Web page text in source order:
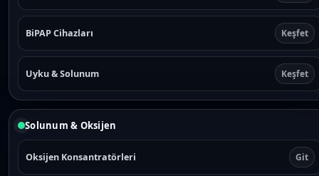
BiPAP Cihazları Keşfet
Uyku & Solunum Keşfet
Solunum & Oksijen
Oksijen Konsantratörleri Git